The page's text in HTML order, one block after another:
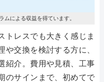
による収益を得ています。
トレスでも大きく感じま
や交換を検討する方に、
紹介。費用や見積、工事
のサインまで、初めてで